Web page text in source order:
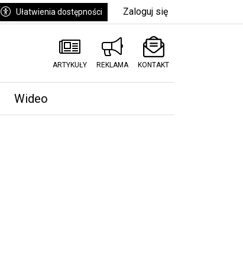
Ułatwienia dostępności Zaloguj się
ARTYKUŁY REKLAMA KONTAKT
Wideo